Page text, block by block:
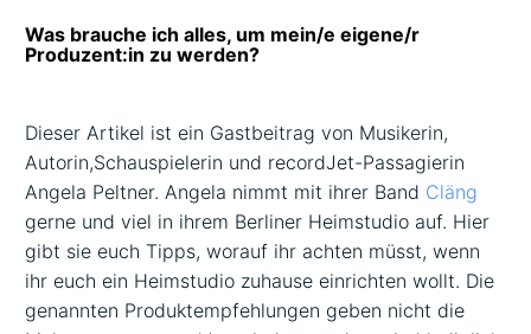
Was brauche ich alles, um mein/e eigene/r
Produzent:in zu werden?
Dieser Artikel ist ein Gastbeitrag von Musikerin,
Autorin,Schauspielerin und recordJet-Passagierin
Angela Peltner. Angela nimmt mit ihrer Band Cläng
gerne und viel in ihrem Berliner Heimstudio auf. Hier
gibt sie euch Tipps, worauf ihr achten müsst, wenn
ihr euch ein Heimstudio zuhause einrichten wollt. Die
genannten Produktempfehlungen geben nicht die